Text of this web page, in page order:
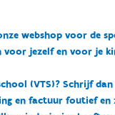
webshop voor de
jezelf en voor je
(VTS)? Schrijf dan
en factuur foutief en